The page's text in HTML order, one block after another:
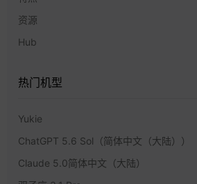
资源
Hub
热门机型
Yukie
ChatGPT 5.6 Sol（简体中文（大陆））
Claude 5.0简体中文（大陆）